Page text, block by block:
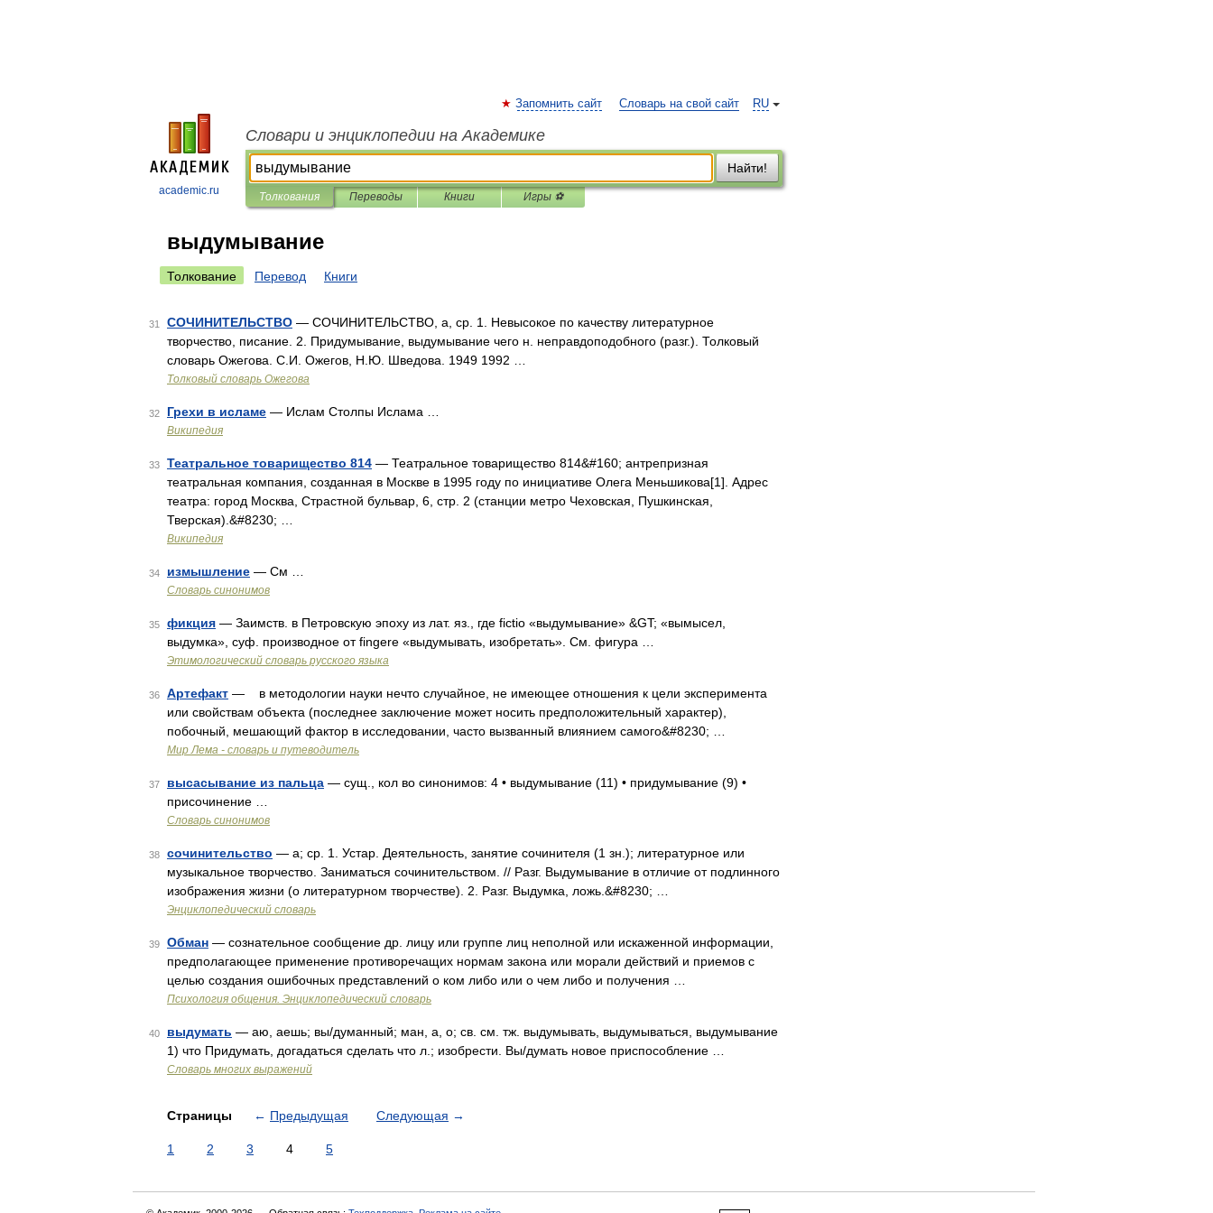
academic.ru
RU
Запомнить сайт Словарь на свой сайт
Словари и энциклопедии на Академике
Найти!
Толкования Переводы Книги Игры ⚽
выдумывание
Толкование Перевод Книги
31 СОЧИНИТЕЛЬСТВО — СОЧИНИТЕЛЬСТВО, а, ср. 1. Невысокое по качеству литературное
творчество, писание. 2. Придумывание, выдумывание чего н. неправдоподобного (разг.). Толковый
словарь Ожегова. С.И. Ожегов, Н.Ю. Шведова. 1949 1992 …
Толковый словарь Ожегова
32 Грехи в исламе — Ислам Столпы Ислама …
Википедия
33 Театральное товарищество 814 — Театральное товарищество 814&#160; антрепризная
театральная компания, созданная в Москве в 1995 году по инициативе Олега Меньшикова[1]. Адрес
театра: город Москва, Страстной бульвар, 6, стр. 2 (станции метро Чеховская, Пушкинская,
Тверская).&#8230; …
Википедия
34 измышление — См …
Словарь синонимов
35 фикция — Заимств. в Петровскую эпоху из лат. яз., где fictio «выдумывание» &GT; «вымысел,
выдумка», суф. производное от fingere «выдумывать, изобретать». См. фигура …
Этимологический словарь русского языка
36 Артефакт — в методологии науки нечто случайное, не имеющее отношения к цели эксперимента
или свойствам объекта (последнее заключение может носить предположительный характер),
побочный, мешающий фактор в исследовании, часто вызванный влиянием самого&#8230; …
Мир Лема - словарь и путеводитель
37 высасывание из пальца — сущ., кол во синонимов: 4 • выдумывание (11) • придумывание (9) •
присочинение …
Словарь синонимов
38 сочинительство — а; ср. 1. Устар. Деятельность, занятие сочинителя (1 зн.); литературное или
музыкальное творчество. Заниматься сочинительством. // Разг. Выдумывание в отличие от подлинного
изображения жизни (о литературном творчестве). 2. Разг. Выдумка, ложь.&#8230; …
Энциклопедический словарь
39 Обман — сознательное сообщение др. лицу или группе лиц неполной или искаженной информации,
предполагающее применение противоречащих нормам закона или морали действий и приемов с
целью создания ошибочных представлений о ком либо или о чем либо и получения …
Психология общения. Энциклопедический словарь
40 выдумать — аю, аешь; вы/думанный; ман, а, о; св. см. тж. выдумывать, выдумываться, выдумывание
1) что Придумать, догадаться сделать что л.; изобрести. Вы/думать новое приспособление …
Словарь многих выражений
Страницы ← Предыдущая Следующая →
1 2 3 4 5